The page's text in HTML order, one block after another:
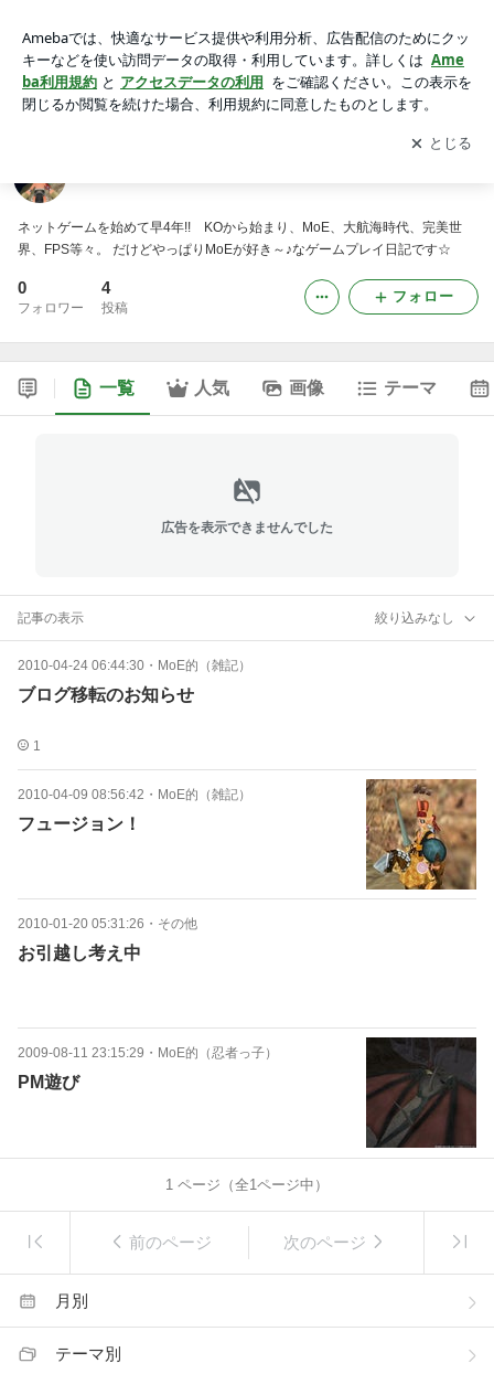
アプリをダウンロードして ブログの更新通知
を受け取りまし
ょう。
開く
ネットゲームを始めて早4年!! KOから始まり、MoE、大航海時代、完美世
界、FPS等々。 だけどやっぱりMoEが好き～♪なゲームプレイ日記です☆
0
フォロワー
4
投稿
フォロー
一覧 人気 画像 テーマ
広告を表示できませんでした
記事の表示 絞り込みなし
2010-04-24 06:44:30 ・ MoE的（雑記）
ブログ移転のお知らせ
1
2010-04-09 08:56:42 ・ MoE的（雑記）
フュージョン！
2010-01-20 05:31:26 ・ その他
お引越し考え中
2009-08-11 23:15:29 ・ MoE的（忍者っ子）
PM遊び
1 ページ（全1ページ中）
前のページ 次のページ
月別
テーマ別